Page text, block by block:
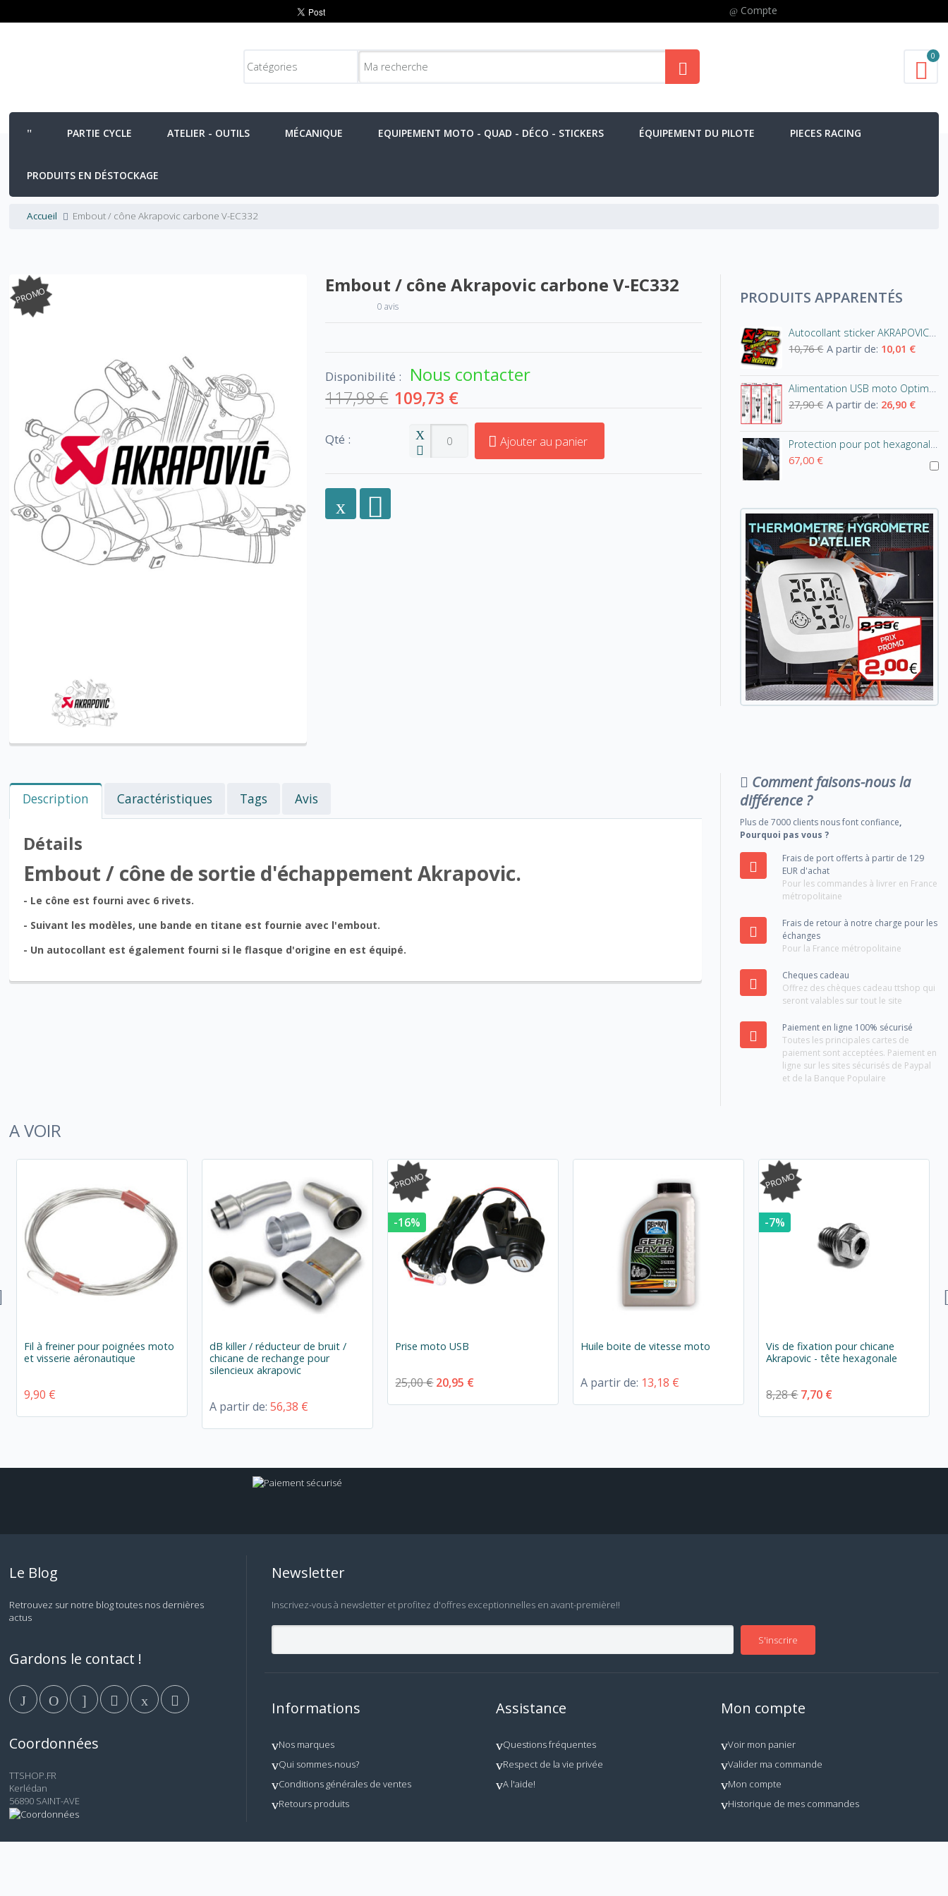
Compte
0
PARTIE CYCLE ATELIER - OUTILS MÉCANIQUE EQUIPEMENT MOTO - QUAD - DÉCO - STICKERS ÉQUIPEMENT DU PILOTE PIECES RACING
PRODUITS EN DÉSTOCKAGE
Accueil Embout / cône Akrapovic carbone V-EC332
PROMO Embout / cône Akrapovic carbone V-EC332
0 avis
Disponibilité : Nous contacter
117,98 € 109,73 €
Qté : Ajouter au panier
PRODUITS APPARENTÉS
Autocollant sticker AKRAPOVIC 100% d'origine
A partir de:
10,76 € 10,01 €
Alimentation USB moto Optimate
A partir de:
27,90 € 26,90 €
Protection pour pot hexagonal Akrapovic
67,00 €
Description Caractéristiques Tags Avis
Détails
Embout / cône de sortie d'échappement Akrapovic.
- Le cône est fourni avec 6 rivets.
- Suivant les modèles, une bande en titane est fournie avec l'embout.
- Un autocollant est également fourni si le flasque d'origine en est équipé.
Comment faisons-nous la
différence ?
Plus de 7000 clients nous font confiance,
Pourquoi pas vous ?
Frais de port offerts à partir de 129
EUR d'achat
Pour les commandes à livrer en France
métropolitaine
Frais de retour à notre charge pour les
échanges
Pour la France métropolitaine
Cheques cadeau
Offrez des chèques cadeau ttshop qui
seront valables sur tout le site
Paiement en ligne 100% sécurisé
Toutes les principales cartes de
paiement sont acceptées. Paiement en
ligne sur les sites sécurisés de Paypal
et de la Banque Populaire
A VOIR
Fil à freiner pour poignées moto
et visserie aéronautique
9,90 €
dB killer / réducteur de bruit /
chicane de rechange pour
silencieux akrapovic
A partir de:56,38 €
PROMO
-16%
Prise moto USB
25,00 € 20,95 €
Huile boite de vitesse moto
A partir de: 13,18 €
PROMO
-7%
Vis de fixation pour chicane
Akrapovic - tête hexagonale
8,28 € 7,70 €
Le Blog
Retrouvez sur notre blog toutes nos dernières
actus
Gardons le contact !
Coordonnées
TTSHOP.FR
Kerlédan
56890 SAINT-AVE
Newsletter
Inscrivez-vous à newsletter et profitez d'offres exceptionnelles en avant-première!!
S'inscrire
Informations
Nos marques
Qui sommes-nous?
Conditions générales de ventes
Retours produits
Assistance
Questions fréquentes
Respect de la vie privée
A l'aide!
Mon compte
Voir mon panier
Valider ma commande
Mon compte
Historique de mes commandes